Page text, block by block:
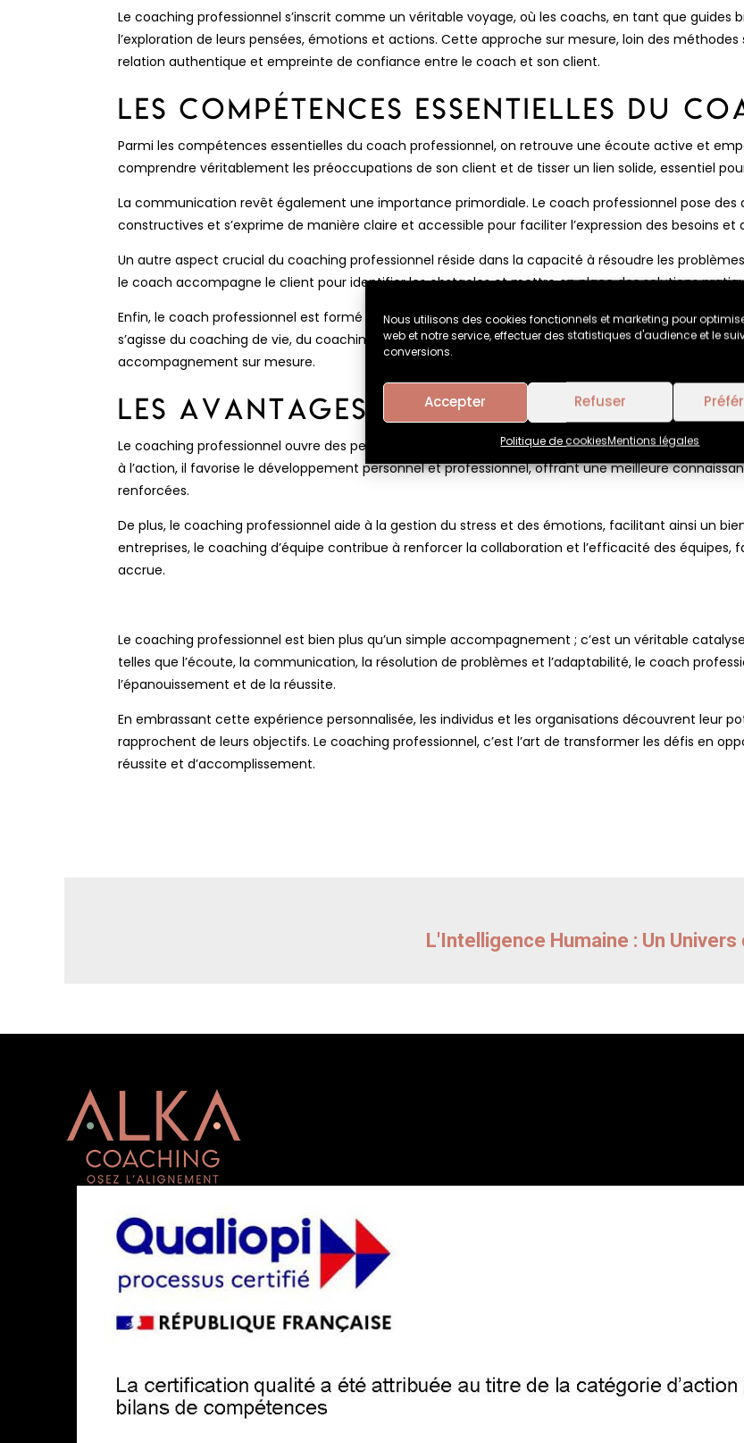
Nous utilisons des cookies fonctionnels et marketing pour
web et notre service, effectuer des statistiques d'audience et le
conversions.
Accepter Refuser
Politique de cookiesMentions légales
Le coaching professionnel s’inscrit comme un véritable voyage, où les coachs, en tant que guides
l’exploration de leurs pensées, émotions et actions. Cette approche sur mesure, loin des méthodes
relation authentique et empreinte de confiance entre le coach et son client.
Les Compétences Essentielles du
Parmi les compétences essentielles du coach professionnel, on retrouve une écoute active et
comprendre véritablement les préoccupations de son client et de tisser un lien solide, essentiel
La communication revêt également une importance primordiale. Le coach professionnel pose
constructives et s’exprime de manière claire et accessible pour faciliter l’expression des besoins
Un autre aspect crucial du coaching professionnel réside dans la capacité à résoudre les
le coach accompagne le client pour identifier les obstacles et mettre en place des solutions
Enfin, le coach professionnel est formé à diverses techniques de coaching, lui permettant de
s’agisse du coaching de vie, du coaching en développement professionnel ou du coaching
accompagnement sur mesure.
Les Avantages du Coaching
Le coaching professionnel ouvre des perspectives insoupçonnées pour les individus et les
à l’action, il favorise le développement personnel et professionnel, offrant une meilleure
renforcées.
De plus, le coaching professionnel aide à la gestion du stress et des émotions, facilitant ainsi un
entreprises, le coaching d’équipe contribue à renforcer la collaboration et l’efficacité des
accrue.
Le coaching professionnel est bien plus qu’un simple accompagnement ; c’est un véritable
telles que l’écoute, la communication, la résolution de problèmes et l’adaptabilité, le coach
l’épanouissement et de la réussite.
En embrassant cette expérience personnalisée, les individus et les organisations découvrent leur
rapprochent de leurs objectifs. Le coaching professionnel, c’est l’art de transformer les défis en
réussite et d’accomplissement.
L'Intelligence Humaine : Un